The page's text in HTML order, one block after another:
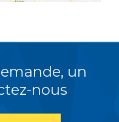
un
nous